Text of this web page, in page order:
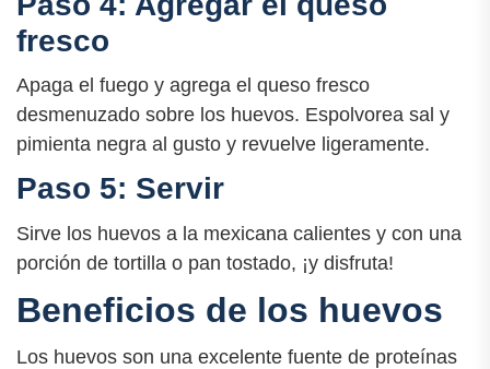
fresco
Apaga el fuego y agrega el queso fresco
desmenuzado sobre los huevos. Espolvorea sal y
pimienta negra al gusto y revuelve ligeramente.
Paso 5: Servir
Sirve los huevos a la mexicana calientes y con una
porción de tortilla o pan tostado, ¡y disfruta!
Beneficios de los huevos
Los huevos son una excelente fuente de proteínas